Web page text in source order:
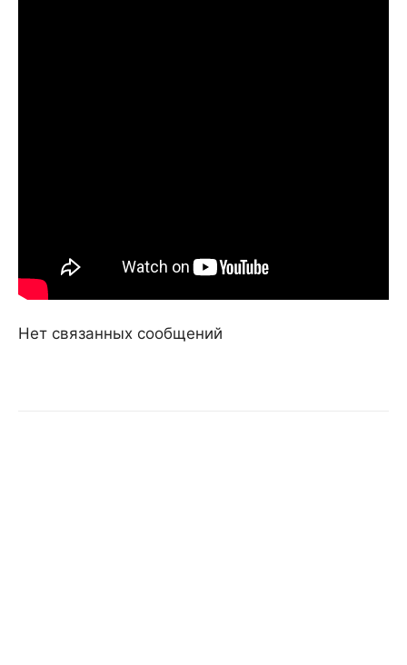
Нет связанных сообщений